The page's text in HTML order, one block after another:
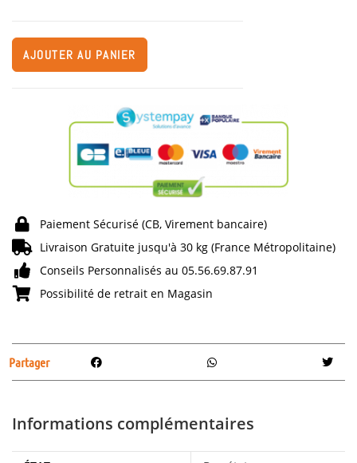
AJOUTER AU PANIER
Paiement Sécurisé (CB, Virement bancaire)
Livraison Gratuite jusqu'à 30 kg (France Métropolitaine)
Conseils Personnalisés au 05.56.69.87.91
Possibilité de retrait en Magasin
Partager
Informations complémentaires